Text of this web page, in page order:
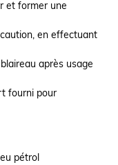
et former une
en effectuant
après usage
fourni pour
pétrol